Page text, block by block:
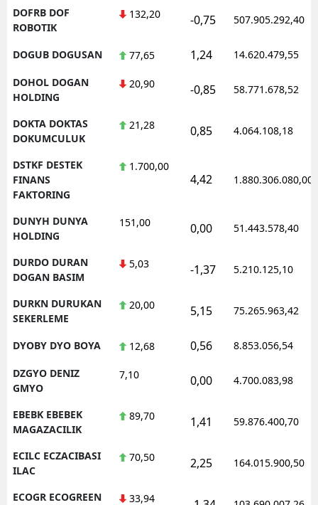
DOFRB DOF
ROBOTIK
132,20 -0,75 507.905.292,40
DOGUB DOGUSAN 77,65 1,24 14.620.479,55
DOHOL DOGAN
HOLDING
20,90 -0,85 58.771.678,52
DOKTA DOKTAS
DOKUMCULUK
21,28 0,85 4.064.108,18
DSTKF DESTEK
FINANS
FAKTORING
1.700,00
4,42 1.880.306.080,00
DUNYH DUNYA
HOLDING
151,00 0,00 51.443.578,40
DURDO DURAN
DOGAN BASIM
5,03 -1,37 5.210.125,10
DURKN DURUKAN
SEKERLEME
20,00 5,15 75.265.963,42
DYOBY DYO BOYA 12,68 0,56 8.853.056,54
DZGYO DENIZ
GMYO
7,10 0,00 4.700.083,98
EBEBK EBEBEK
MAGAZACILIK
89,70 1,41 59.876.400,70
ECILC ECZACIBASI
ILAC
70,50 2,25 164.015.900,50
ECOGR ECOGREEN
33,94